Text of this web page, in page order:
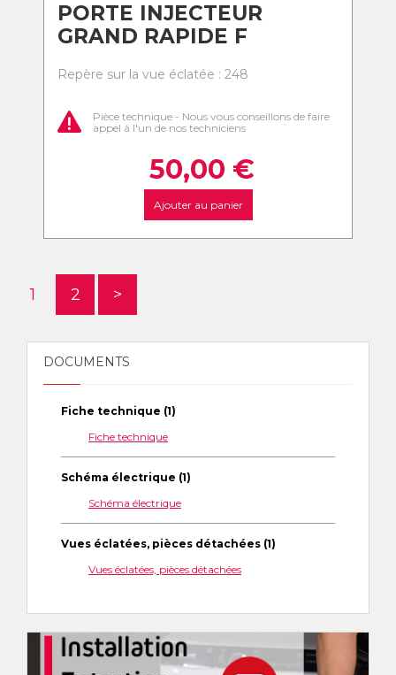
PORTE INJECTEUR
GRAND RAPIDE F
Repère sur la vue éclatée : 248
Pièce technique - Nous vous conseillons de faire
appel à l'un de nos techniciens
50,00 €
Ajouter au panier
1 2 >
DOCUMENTS
Fiche technique (1)
Fiche technique
Schéma électrique (1)
Schéma électrique
Vues éclatées, pièces détachées (1)
Vues éclatées, pièces détachées